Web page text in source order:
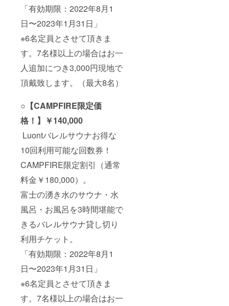
「有効期限：2022年8月1
日〜2023年1月31日」
※6名定員とさせて頂きま
す。7名様以上の場合はお一
人追加につき3,000円現地で
頂戴致します。（最大8名）
○【CAMPFIRE限定価
格！】￥140,000
Luontバレルサウナお得な
10回利用可能な回数券！
CAMPFIRE限定割引（通常
料金￥180,000）。
富士の湧き水のサウナ・水
風呂・お風呂を3時間堪能で
きるバレルサウナ貸し切り
利用チケット。
「有効期限：2022年8月1
日〜2023年1月31日」
※6名定員とさせて頂きま
す。7名様以上の場合はお一